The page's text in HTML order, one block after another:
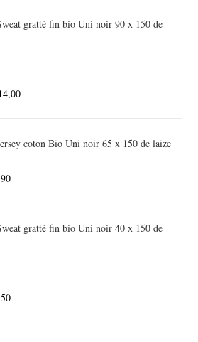
gratté fin bio Uni noir 90 x 150 de
coton Bio Uni noir 65 x 150 de laize
gratté fin bio Uni noir 40 x 150 de